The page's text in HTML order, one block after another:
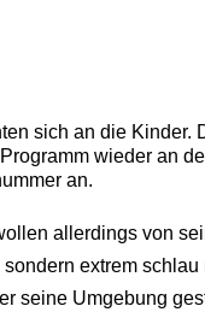
sich an die Kinder.
wieder an
an.
allerdings von
extrem
seine Umgebung